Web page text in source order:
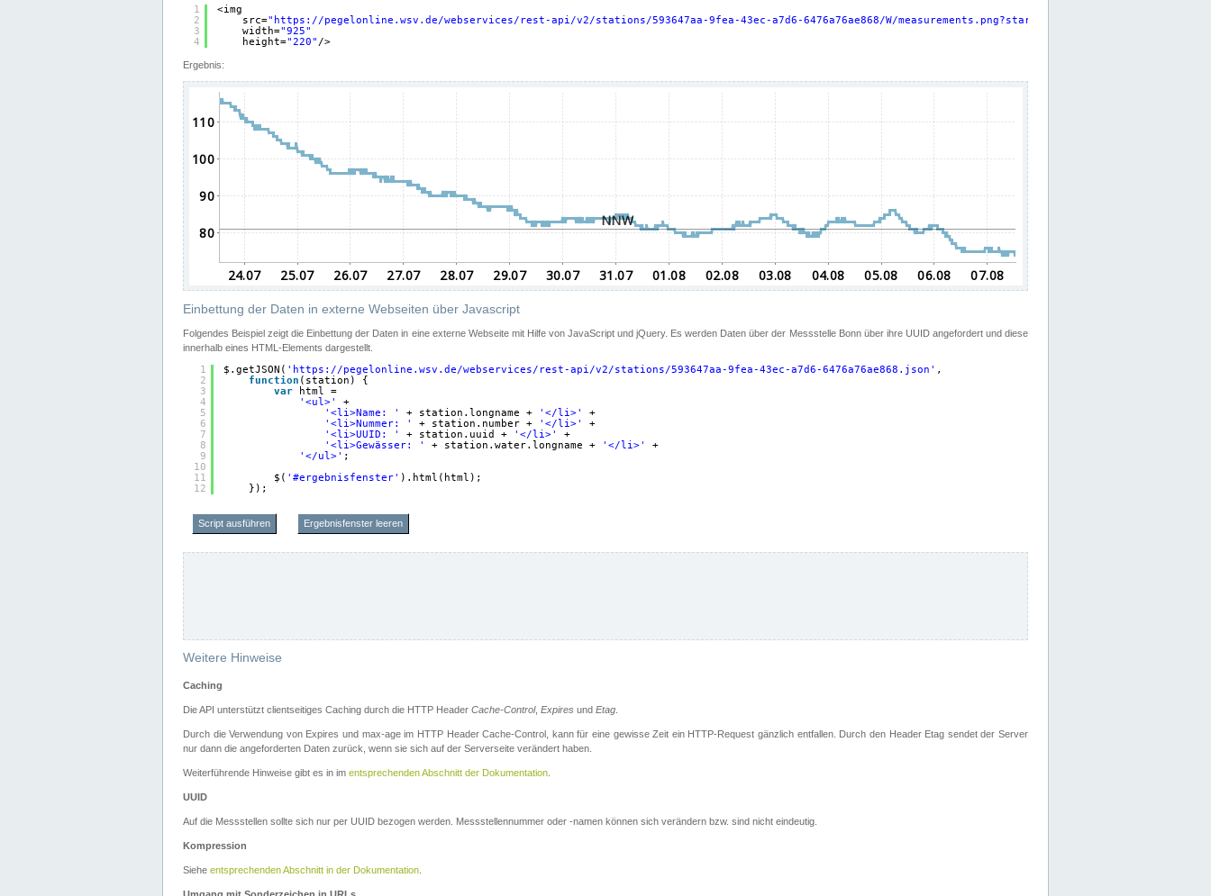
1
2
3
4
<img
src=" https://pegelonline.wsv.de/webservices/rest-api/v2/stations/593647aa-9fea-43ec-a7d6-6476a76ae868/W/measurements.png?start=P15D&width=925&height=220
width="925"
height="220" />
Ergebnis:
Einbettung der Daten in externe Webseiten über Javascript
Folgendes Beispiel zeigt die Einbettung der Daten in eine externe Webseite mit Hilfe von JavaScript und jQuery. Es werden Daten über der Messstelle Bonn über ihre UUID angefordert und diese
innerhalb eines HTML-Elements dargestellt.
1
2
3
4
5
6
7
8
9
10
11
12
$.getJSON( ' https://pegelonline.wsv.de/webservices/rest-api/v2/stations/593647aa-9fea-43ec-a7d6-6476a76ae868.json ' ,
function (station) {
var
html =
'<ul>'
+
'<li>Name: '
+ station.longname + '</li>'
+
'<li>Nummer: '
+ station.number + '</li>'
+
'<li>UUID: '
+ station.uuid + '</li>'
+
'<li>Gewässer: '
+ station.water.longname + '</li>'
+
'</ul>' ;
$( '#ergebnisfenster' ).html(html);
});
Script ausführen Ergebnisfenster leeren
Weitere Hinweise
Caching
Die API unterstützt clientseitiges Caching durch die HTTP Header Cache-Control, Expires und Etag.
Durch die Verwendung von Expires und max-age im HTTP Header Cache-Control, kann für eine gewisse Zeit ein HTTP-Request gänzlich entfallen. Durch den Header Etag sendet der Server
nur dann die angeforderten Daten zurück, wenn sie sich auf der Serverseite verändert haben.
Weiterführende Hinweise gibt es in im entsprechenden Abschnitt der Dokumentation.
UUID
Auf die Messstellen sollte sich nur per UUID bezogen werden. Messstellennummer oder -namen können sich verändern bzw. sind nicht eindeutig.
Kompression
Siehe entsprechenden Abschnitt in der Dokumentation.